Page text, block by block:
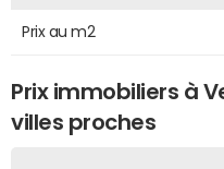
Prix au m2
Prix immobiliers à
villes proches